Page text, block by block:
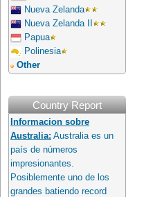
Nueva Zelanda
Nueva Zelanda II
Papua
Polinesia
Other
Country Report
Informacion sobre
Australia: Australia es un
país de números
impresionantes.
Posiblemente uno de los
grandes batiendo record